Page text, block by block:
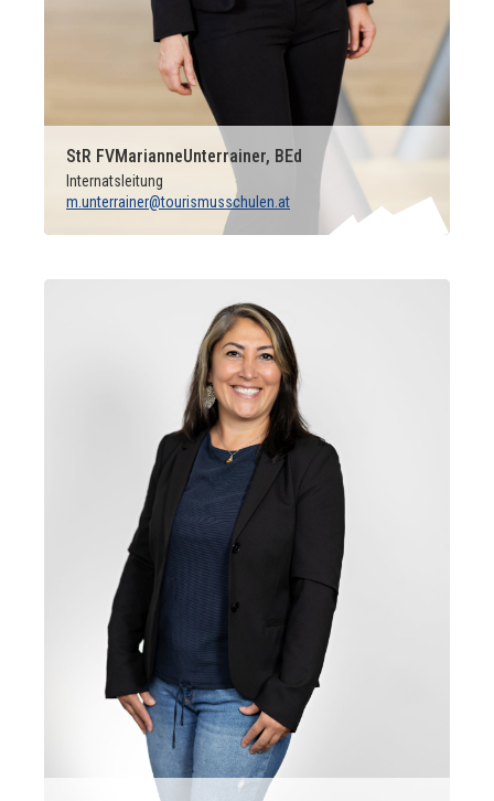
StR FVMarianneUnterrainer, BEd
Internatsleitung
m.unterrainer@tourismusschulen.at